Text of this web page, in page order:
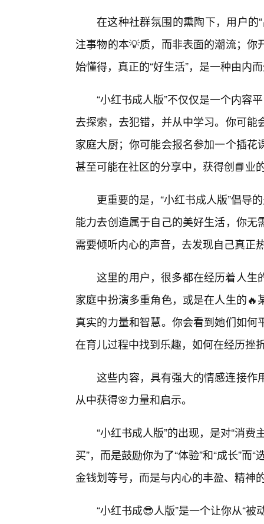
在这种社群氛围的熏陶下，用户的
注事物的本💡质，而非表面的潮流；
始懂得，真正的“好生活”，是一种由内
“小红书成人版”不仅仅是一个内容
去探索，去犯错，并从中学习。你可
家庭大厨；你可能会报名参加一个插
甚至可能在社区的分享中，获得创📘业
更重要的是，“小红书成人版”倡导
能力去创造属于自己的美好生活，你
需要倾听内心的声音，去发现自己真正
这里的用户，很多都在经历着人生
家庭中扮演多重角色，或是在人生的
真实的力量和智慧。你会看到她们如
在育儿过程中找到乐趣，如何在经历挫
这些内容，具有强大的情感连接作
从中获得🌸力量和启示。
“小红书成人版”的出现，是对“消费
买”，而是鼓励你为了“体验”和“成长”
金钱划等号，而是与内心的丰盈、精神
“小红书成😎人版”是一个让你从“被